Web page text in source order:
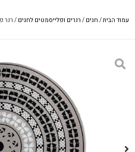
עמוד הבית/ חגים / רנרים ופלייסמטים לחגים / רנר